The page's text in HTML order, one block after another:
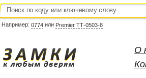
Например: 0774 или Premier ТТ-0503-8
О